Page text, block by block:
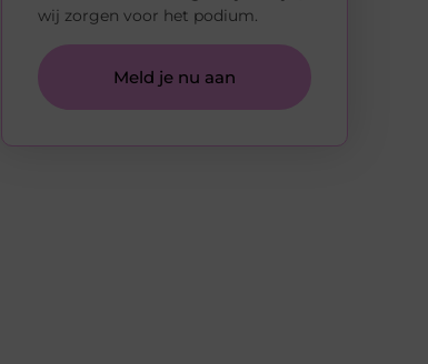
wij zorgen voor het podium.
Meld je nu aan